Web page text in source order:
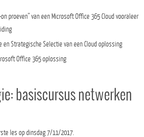
proeven” van een Microsoft Office 365 Cloud vooraleer
en Strategische Selectie van een Cloud oplossing
Office 365 oplossing
basiscursus netwerken
les op dinsdag 7/11/2017.